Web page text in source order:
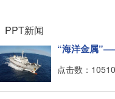
PPT新闻
“海洋金属
点击数：10510